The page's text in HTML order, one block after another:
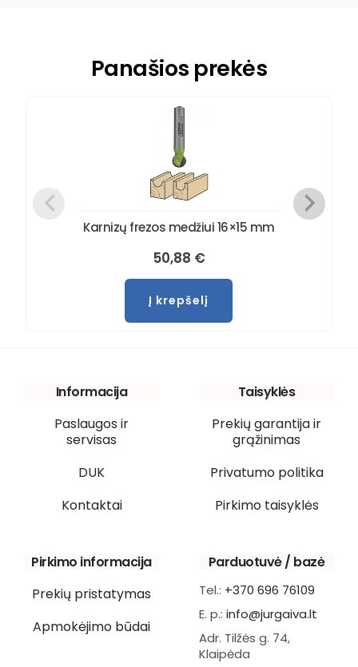
Panašios prekės
Karnizų frezos medžiui 16×15 mm
50,88 €
Į krepšelį
Informacija
Paslaugos ir
servisas
DUK
Kontaktai
Taisyklės
Prekių garantija ir
grąžinimas
Privatumo politika
Pirkimo taisyklės
Pirkimo informacija
Prekių pristatymas
Apmokėjimo būdai
Parduotuvė / bazė
Tel.: +370 696 76109
E. p.: info@jurgaiva.lt
Adr. Tilžės g. 74,
Klaipėda